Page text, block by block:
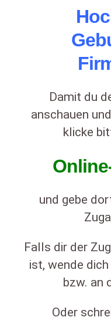
Damit du
anschauen
klicke
und gebe
Falls dir der
ist, wende
bzw. an
Oder